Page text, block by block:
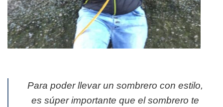
Para poder llevar un sombrero con estilo,
es súper importante que el sombrero te